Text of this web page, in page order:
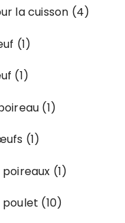
la cuisson (4)
(1)
(1)
(1)
(1)
poireaux (1)
poulet (10)